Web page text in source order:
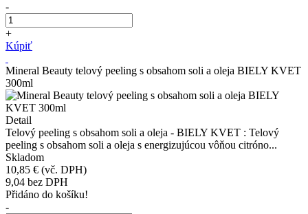
-
+
Kúpiť
Mineral Beauty telový peeling s obsahom soli a oleja BIELY KVET
300ml
Detail
Telový peeling s obsahom soli a oleja - BIELY KVET : Telový
peeling s obsahom soli a oleja s energizujúcou vôňou citróno...
Skladom
10,85 € (vč. DPH)
9,04 bez DPH
Přidáno do košíku!
-